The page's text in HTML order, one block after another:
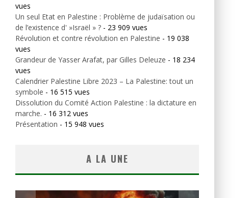
vues
Un seul Etat en Palestine : Problème de judaïsation ou
de l’existence d' »Israël » ? - 23 909 vues
Révolution et contre révolution en Palestine - 19 038
vues
Grandeur de Yasser Arafat, par Gilles Deleuze - 18 234
vues
Calendrier Palestine Libre 2023 – La Palestine: tout un
symbole - 16 515 vues
Dissolution du Comité Action Palestine : la dictature en
marche. - 16 312 vues
Présentation - 15 948 vues
A LA UNE